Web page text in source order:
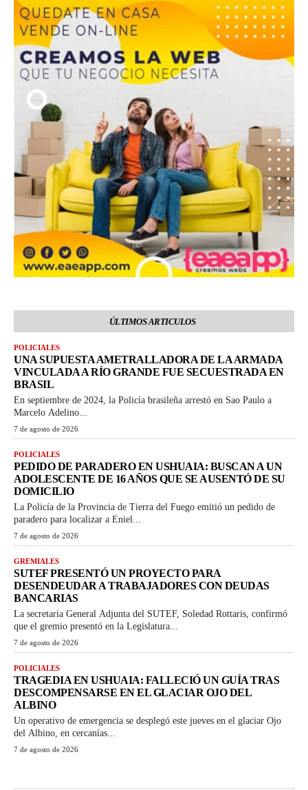
ÚLTIMOS ARTICULOS
POLICIALES
UNA SUPUESTA AMETRALLADORA DE LA ARMADA
VINCULADA A RÍO GRANDE FUE SECUESTRADA EN
BRASIL
En septiembre de 2024, la Policía brasileña arrestó en Sao Paulo a
Marcelo Adelino...
7 de agosto de 2026
POLICIALES
PEDIDO DE PARADERO EN USHUAIA: BUSCAN A UN
ADOLESCENTE DE 16 AÑOS QUE SE AUSENTÓ DE SU
DOMICILIO
La Policía de la Provincia de Tierra del Fuego emitió un pedido de
paradero para localizar a Eniel...
7 de agosto de 2026
GREMIALES
SUTEF PRESENTÓ UN PROYECTO PARA
DESENDEUDAR A TRABAJADORES CON DEUDAS
BANCARIAS
La secretaria General Adjunta del SUTEF, Soledad Rottaris, confirmó
que el gremio presentó en la Legislatura...
7 de agosto de 2026
POLICIALES
TRAGEDIA EN USHUAIA: FALLECIÓ UN GUÍA TRAS
DESCOMPENSARSE EN EL GLACIAR OJO DEL
ALBINO
Un operativo de emergencia se desplegó este jueves en el glaciar Ojo
del Albino, en cercanías...
7 de agosto de 2026